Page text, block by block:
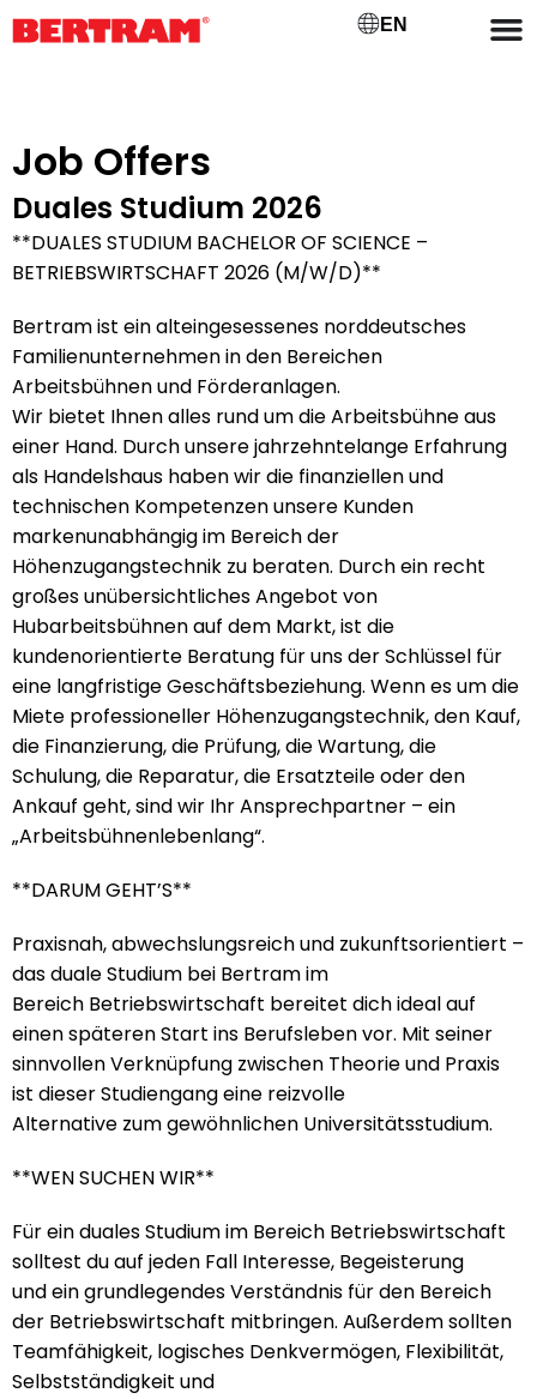
EN
Job Offers
Duales Studium 2026
**DUALES STUDIUM BACHELOR OF SCIENCE –
BETRIEBSWIRTSCHAFT 2026 (M/W/D)**
Bertram ist ein alteingesessenes norddeutsches
Familienunternehmen in den Bereichen
Arbeitsbühnen und Förderanlagen.
Wir bietet Ihnen alles rund um die Arbeitsbühne aus
einer Hand. Durch unsere jahrzehntelange Erfahrung
als Handelshaus haben wir die finanziellen und
technischen Kompetenzen unsere Kunden
markenunabhängig im Bereich der
Höhenzugangstechnik zu beraten. Durch ein recht
großes unübersichtliches Angebot von
Hubarbeitsbühnen auf dem Markt, ist die
kundenorientierte Beratung für uns der Schlüssel für
eine langfristige Geschäftsbeziehung. Wenn es um die
Miete professioneller Höhenzugangstechnik, den Kauf,
die Finanzierung, die Prüfung, die Wartung, die
Schulung, die Reparatur, die Ersatzteile oder den
Ankauf geht, sind wir Ihr Ansprechpartner – ein
„Arbeitsbühnenlebenlang“.
**DARUM GEHT’S**
Praxisnah, abwechslungsreich und zukunftsorientiert –
das duale Studium bei Bertram im
Bereich Betriebswirtschaft bereitet dich ideal auf
einen späteren Start ins Berufsleben vor. Mit seiner
sinnvollen Verknüpfung zwischen Theorie und Praxis
ist dieser Studiengang eine reizvolle
Alternative zum gewöhnlichen Universitätsstudium.
**WEN SUCHEN WIR**
Für ein duales Studium im Bereich Betriebswirtschaft
solltest du auf jeden Fall Interesse, Begeisterung
und ein grundlegendes Verständnis für den Bereich
der Betriebswirtschaft mitbringen. Außerdem sollten
Teamfähigkeit, logisches Denkvermögen, Flexibilität,
Selbstständigkeit und